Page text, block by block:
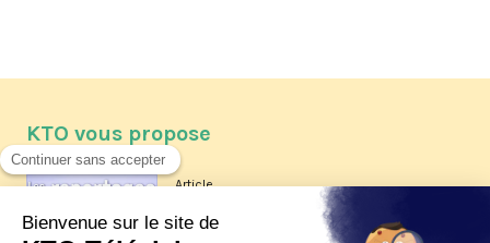
KTO vous propose
Article
Les reportages d'été 2026 de KTO